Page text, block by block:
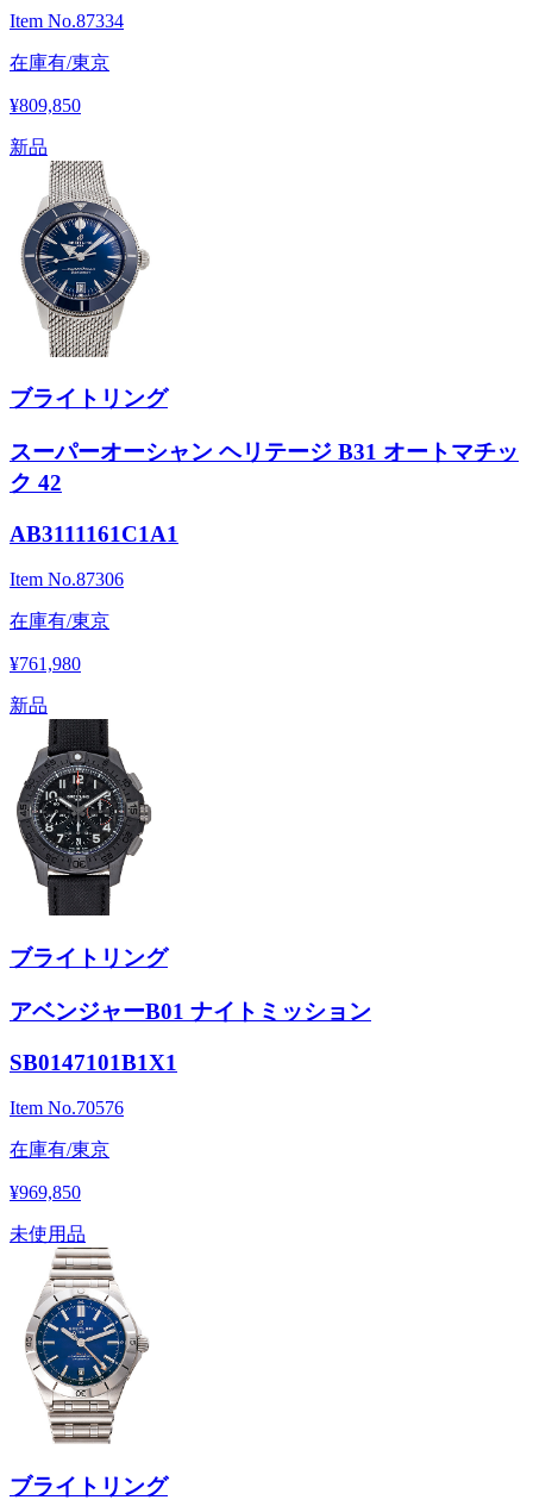
Item No.87334
在庫有/東京
¥809,850
新品
ブライトリング
スーパーオーシャン ヘリテージ B31 オートマチッ
ク 42
AB3111161C1A1
Item No.87306
在庫有/東京
¥761,980
新品
ブライトリング
アベンジャーB01 ナイトミッション
SB0147101B1X1
Item No.70576
在庫有/東京
¥969,850
未使用品
ブライトリング